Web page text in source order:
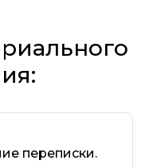
переписки.